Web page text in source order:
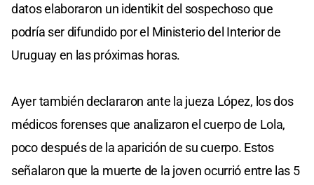
datos elaboraron un identikit del sospechoso que
podría ser difundido por el Ministerio del Interior de
Uruguay en las próximas horas.
Ayer también declararon ante la jueza López, los dos
médicos forenses que analizaron el cuerpo de Lola,
poco después de la aparición de su cuerpo. Estos
señalaron que la muerte de la joven ocurrió entre las 5